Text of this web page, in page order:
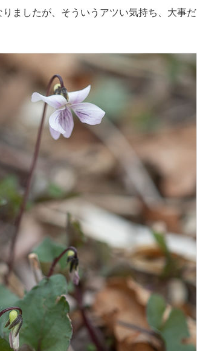
ましたが、そういうアツい気持ち、大事だ